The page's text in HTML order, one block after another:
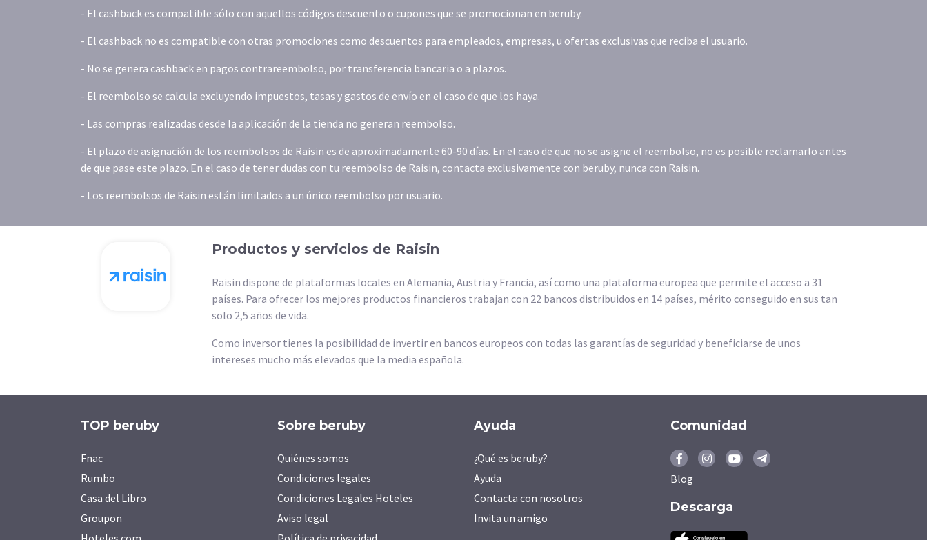
- El cashback es compatible sólo con aquellos códigos descuento o cupones que se promocionan en beruby.
- El cashback no es compatible con otras promociones como descuentos para empleados, empresas, u ofertas exclusivas que reciba el usuario.
- No se genera cashback en pagos contrareembolso, por transferencia bancaria o a plazos.
- El reembolso se calcula excluyendo impuestos, tasas y gastos de envío en el caso de que los haya.
- Las compras realizadas desde la aplicación de la tienda no generan reembolso.
- El plazo de asignación de los reembolsos de Raisin es de aproximadamente 60-90 días. En el caso de que no se asigne el reembolso, no es posible reclamarlo antes
de que pase este plazo. En el caso de tener dudas con tu reembolso de Raisin, contacta exclusivamente con beruby, nunca con Raisin.
- Los reembolsos de Raisin están limitados a un único reembolso por usuario.
Productos y servicios de Raisin
Raisin dispone de plataformas locales en Alemania, Austria y Francia, así como una plataforma europea que permite el acceso a 31
países. Para ofrecer los mejores productos financieros trabajan con 22 bancos distribuidos en 14 países, mérito conseguido en sus tan
solo 2,5 años de vida.
Como inversor tienes la posibilidad de invertir en bancos europeos con todas las garantías de seguridad y beneficiarse de unos
intereses mucho más elevados que la media española.
TOP beruby
Fnac
Rumbo
Casa del Libro
Groupon
Sobre beruby
Quiénes somos
Condiciones legales
Condiciones Legales Hoteles
Aviso legal
Ayuda
¿Qué es beruby?
Ayuda
Contacta con nosotros
Invita un amigo
Comunidad
Blog
Descarga